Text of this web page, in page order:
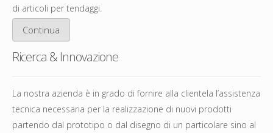
di articoli per tendaggi.
Continua
Ricerca & Innovazione
La nostra azienda è in grado di fornire alla clientela l’assistenza
tecnica necessaria per la realizzazione di nuovi prodotti
partendo dal prototipo o dal disegno di un particolare sino al